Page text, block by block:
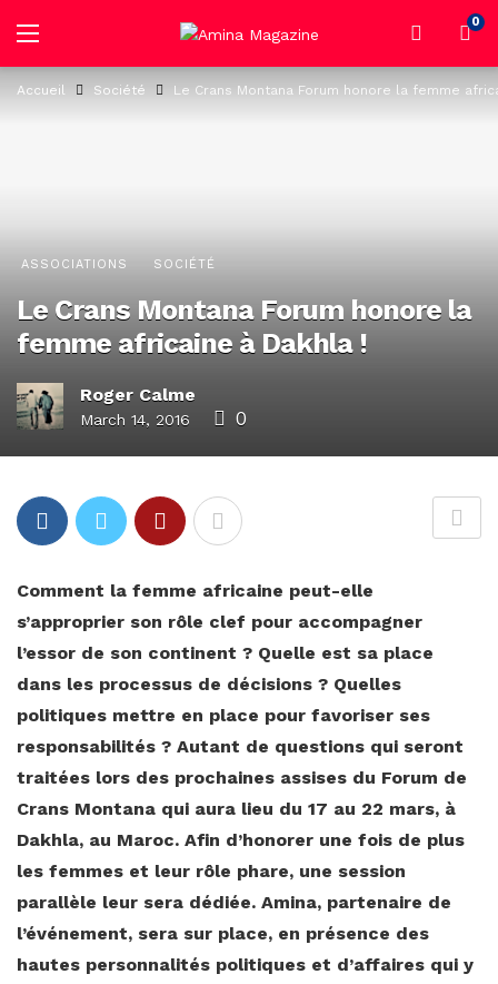
0
Accueil Société Le Crans Montana Forum honore la femme
ASSOCIATIONS SOCIÉTÉ
Le Crans Montana Forum honore la
femme africaine à Dakhla !
Roger Calme
March 14, 2016 0
Comment la femme africaine peut-elle
s’approprier son rôle clef pour accompagner
l’essor de son continent ? Quelle est sa place
dans les processus de décisions ? Quelles
politiques mettre en place pour favoriser ses
responsabilités ? Autant de questions qui seront
traitées lors des prochaines assises du Forum de
Crans Montana qui aura lieu du 17 au 22 mars, à
Dakhla, au Maroc. Afin d’honorer une fois de plus
les femmes et leur rôle phare, une session
parallèle leur sera dédiée. Amina, partenaire de
l’événement, sera sur place, en présence des
hautes personnalités politiques et d’affaires qui y